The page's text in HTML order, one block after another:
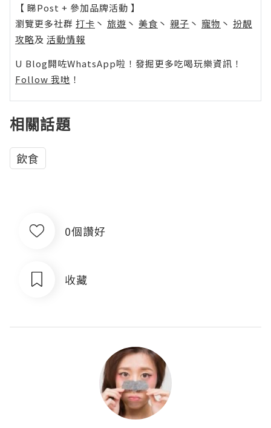
【 睇Post + 參加品牌活動 】
瀏覽更多社群 打卡 丶 旅遊 丶 美食 丶 親子 丶 寵物 丶 扮靚
攻略及 活動情報
U Blog開咗WhatsApp啦！發掘更多吃喝玩樂資訊！
Follow 我哋 ！
相關話題
飲食
0個讚好
收藏